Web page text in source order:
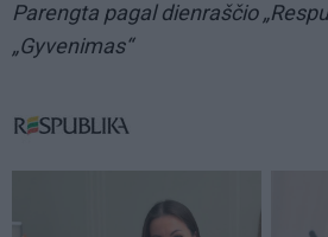
Parengta pagal dienraščio
„Gyvenimas“